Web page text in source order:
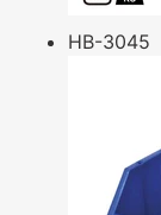
HB-3045